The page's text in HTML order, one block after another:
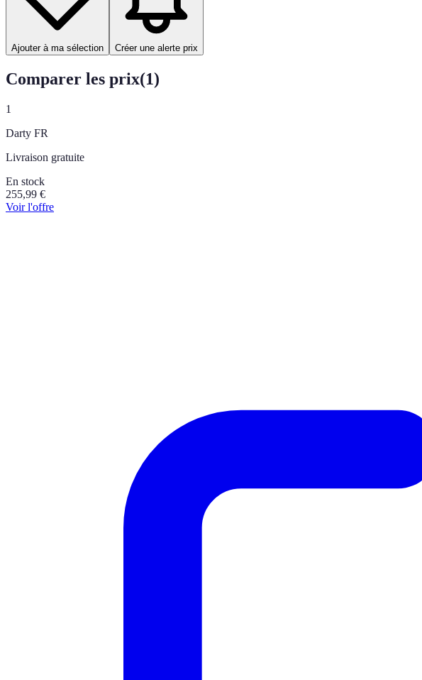
Ajouter à ma sélection Créer une alerte prix
Comparer les prix(1)
1
Darty FR
Livraison gratuite
En stock
255,99 €
Voir l'offre